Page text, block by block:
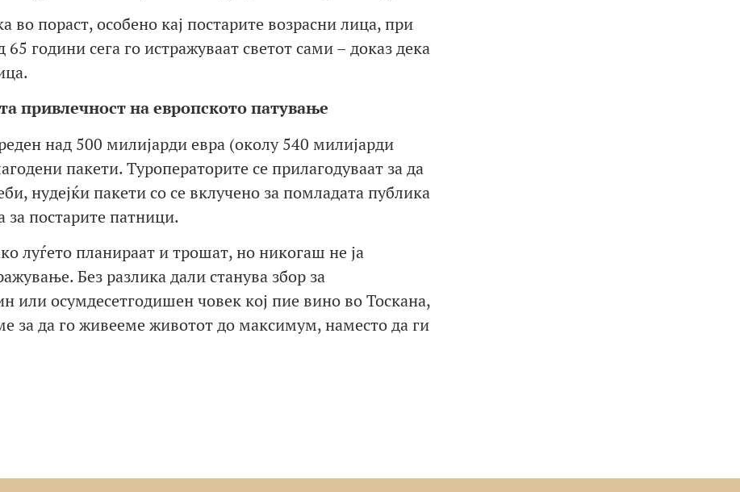
во пораст, особено кај постарите возрасни лица, при
години сега го истражуваат светот сами – доказ дека
привлечност на европското патување
над 500 милијарди евра (околу 540 милијарди
пакети. Туроператорите се прилагодуваат за да
нудејќи пакети со се вклучено за помладата публика
за постарите патници.
луѓето планираат и трошат, но никогаш не ја
Без разлика дали станува збор за
или осумдесетгодишен човек кој пие вино во Тоскана,
за да го живееме животот до максимум, наместо да ги